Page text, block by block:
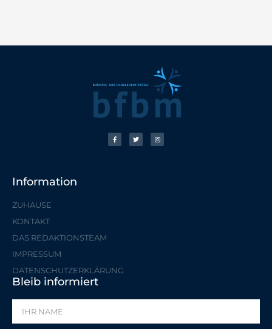
Information
ZUHAUSE
KONTAKT
DAS REDAKTIONSTEAM
IMPRESSUM
DATENSCHUTZERKLÄRUNG
Bleib informiert